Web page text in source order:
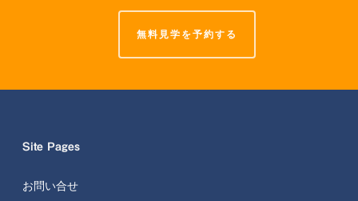
無料見学を予約する
Site Pages
お問い合せ